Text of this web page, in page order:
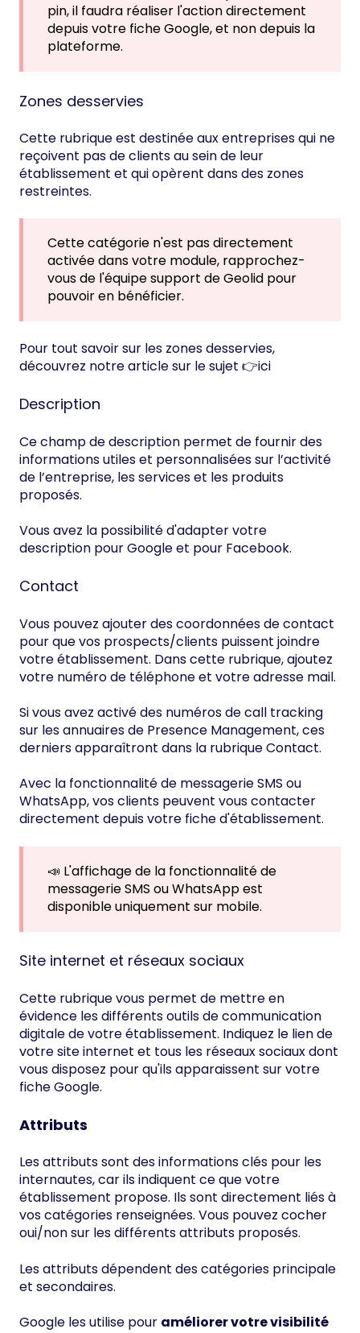
pin, il faudra réaliser l'action directement
depuis votre fiche Google, et non depuis la
plateforme.
Zones desservies
Cette rubrique est destinée aux entreprises qui ne
reçoivent pas de clients au sein de leur
établissement et qui opèrent dans des zones
restreintes.
Cette catégorie n'est pas directement
activée dans votre module, rapprochez-
vous de l'équipe support de Geolid pour
pouvoir en bénéficier.
Pour tout savoir sur les zones desservies,
découvrez notre article sur le sujet 👉ici
Description
Ce champ de description permet de fournir des
informations utiles et personnalisées sur l’activité
de l’entreprise, les services et les produits
proposés.
Vous avez la possibilité d'adapter votre
description pour Google et pour Facebook.
Contact
Vous pouvez ajouter des coordonnées de contact
pour que vos prospects/clients puissent joindre
votre établissement. Dans cette rubrique, ajoutez
votre numéro de téléphone et votre adresse mail.
Si vous avez activé des numéros de call tracking
sur les annuaires de Presence Management, ces
derniers apparaîtront dans la rubrique Contact.
Avec la fonctionnalité de messagerie SMS ou
WhatsApp, vos clients peuvent vous contacter
directement depuis votre fiche d'établissement.
📣 L'affichage de la fonctionnalité de
messagerie SMS ou WhatsApp est
disponible uniquement sur mobile.
Site internet et réseaux sociaux
Cette rubrique vous permet de mettre en
évidence les différents outils de communication
digitale de votre établissement. Indiquez le lien de
votre site internet et tous les réseaux sociaux dont
vous disposez pour qu'ils apparaissent sur votre
fiche Google.
Attributs
Les attributs sont des informations clés pour les
internautes, car ils indiquent ce que votre
établissement propose. Ils sont directement liés à
vos catégories renseignées. Vous pouvez cocher
oui/non sur les différents attributs proposés.
Les attributs dépendent des catégories principale
et secondaires.
Google les utilise pour améliorer votre visibilité